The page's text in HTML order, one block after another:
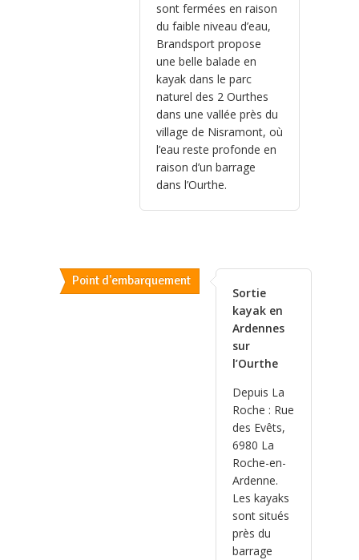
sont fermées en raison
du faible niveau d’eau,
Brandsport propose
une belle balade en
kayak dans le parc
naturel des 2 Ourthes
dans une vallée près du
village de Nisramont, où
l’eau reste profonde en
raison d’un barrage
dans l’Ourthe.
Point d'embarquement
Sortie
kayak en
Ardennes
sur
l’Ourthe
Depuis La
Roche : Rue
des Evêts,
6980 La
Roche-en-
Ardenne.
Les kayaks
sont situés
près du
barrage